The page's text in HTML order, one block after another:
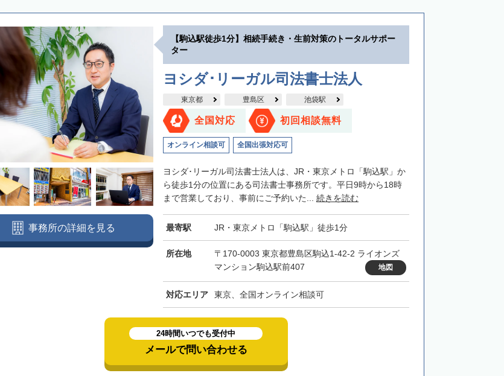
【駒込駅徒歩1分】相続手続き・生前対策のトータルサポー
ター
ヨシダ･リーガル司法書士法人
東京都 豊島区 池袋駅
全国対応 初回相談無料
オンライン相談可 全国出張対応可
ヨシダ･リーガル司法書士法人は、JR・東京メトロ「駒込駅」か
ら徒歩1分の位置にある司法書士事務所です。平日9時から18時
まで営業しており、事前にご予約いた... 続きを読む
最寄駅 JR・東京メトロ「駒込駅」徒歩1分
所在地
〒170-0003 東京都豊島区駒込1-42-2 ライオンズ
マンション駒込駅前407
地図
対応エリア 東京、全国オンライン相談可
事務所の詳細を見る
24時間いつでも受付中
メールで問い合わせる